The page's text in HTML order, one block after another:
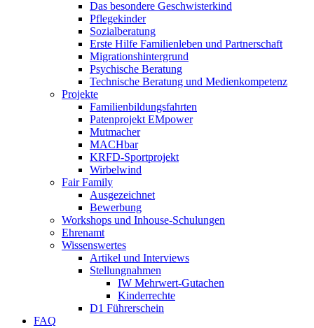
Das besondere Geschwisterkind
Pflegekinder
Sozialberatung
Erste Hilfe Familienleben und Partnerschaft
Migrationshintergrund
Psychische Beratung
Technische Beratung und Medienkompetenz
Projekte
Familienbildungsfahrten
Patenprojekt EMpower
Mutmacher
MACHbar
KRFD-Sportprojekt
Wirbelwind
Fair Family
Ausgezeichnet
Bewerbung
Workshops und Inhouse-Schulungen
Ehrenamt
Wissenswertes
Artikel und Interviews
Stellungnahmen
IW Mehrwert-Gutachen
Kinderrechte
D1 Führerschein
FAQ